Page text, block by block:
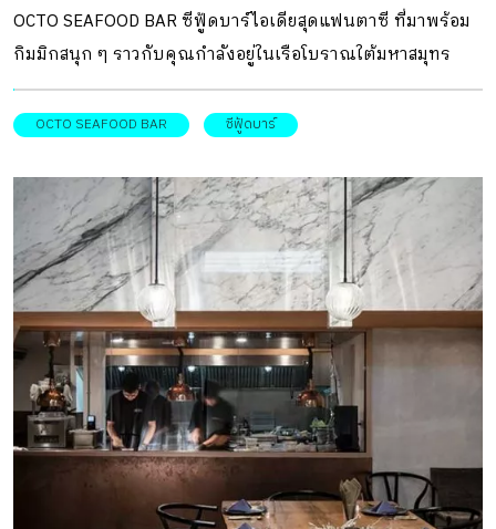
OCTO SEAFOOD BAR ซีฟู้ดบาร์ไอเดียสุดแฟนตาซี ที่มาพร้อม
กิมมิกสนุก ๆ ราวกับคุณกำลังอยู่ในเรือโบราณใต้มหาสมุทร
โดยมีเจ้าปลาหมึกยักษ์คอยต้อนรับอยู่ด้านหน้า ซีฟู้ดบาร์กลาง
ซอยสุขุมวิท 24 แห่งนี้ เกิดจากการเปลี่ยนโฉมคอมมูนิตี้มอลล์
กระจกใส โดยมีประติมากรรมปลาหมึกยักษ์โชว์อยู่ด้านหน้า
ช่วยดึงดูดสายตาผู้คนที่สัญจรผ่านไปมาให้ต้องเหลียวมอง
เหมาะกับใครกำลังมองหาสถานที่แฮ้งเอ๊าต์กับกลุ่มเพื่อน หรือ
อยากพาครอบครัวไปรับประทานอาหารทะเลอร่อย ๆ แบบไม่
ต้องไปไหนไกล การปรับปรุงอาคารที่เคยเป็นศูนย์การค้าเก่าให้
เหมาะกับการเปิดเป็นร้านอาหารนั้นไม่ใช่เรื่องง่าย การ
ออกแบบที่นี่ต้องทุบพื้นที่ทั้งหมดออกเเล้วสร้างสเปซการใช้งาน
ด้านในขึ้นมาใหม่ ก่อนเปลี่ยนลุคเดิมของอาคารไปอย่างสิ้นเชิง
ไม่ว่าจะเป็นฟังก์ชันการใช้งานภายใน ฟาซาดด้านหน้า พื้น และ
อื่นๆ ขณะที่โครงสร้างได้เน้นการใช้เหล็กเป็นส่วนประกอบ
สำคัญ ฉะนั้นเพื่อไม่ให้ดูอินดัสเทรียลจนน่าอึดอัดทั้งหมดจึงถูก
OCTO SEAFOOD BAR ซีฟู้ดบาร์